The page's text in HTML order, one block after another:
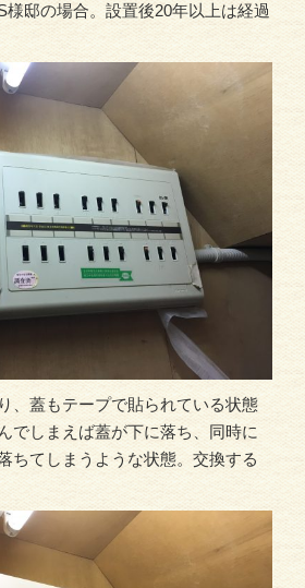
邸の場合。設置後20年以上は経過
、蓋もテープで貼られている状態
でしまえば蓋が下に落ち、同時に
ちてしまうような状態。交換する